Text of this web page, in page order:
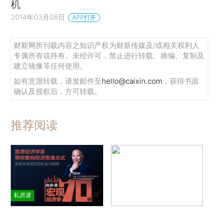
机
2014年03月08日 APP打开
财新网所刊载内容之知识产权为财新传媒及/或相关权利人
专属所有或持有。未经许可，禁止进行转载、摘编、复制及
建立镜像等任何使用。
如有意愿转载，请发邮件至hello@caixin.com ，获得书面
确认及授权后，方可转载。
推荐阅读
私房课